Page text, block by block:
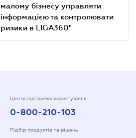
малому бізнесу управляти
інформацією та контролювати
ризики в LIGA360"
Центр підтримки користувачів
0-800-210-103
Підбір продуктів та рішень